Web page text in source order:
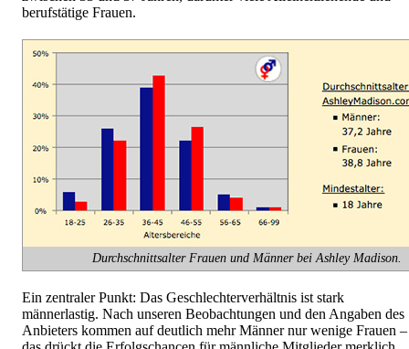
berufstätige Frauen.
Durchschnittsalter Frauen und Männer bei Ashley Madison.
Ein zentraler Punkt: Das Geschlechterverhältnis ist stark
männerlastig. Nach unseren Beobachtungen und den Angaben des
Anbieters kommen auf deutlich mehr Männer nur wenige Frauen –